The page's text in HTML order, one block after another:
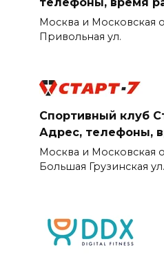
Москва и Московская
Привольная ул.
Спортивный клуб
Адрес, телефоны,
Москва и Московская
Большая Грузинская ул.